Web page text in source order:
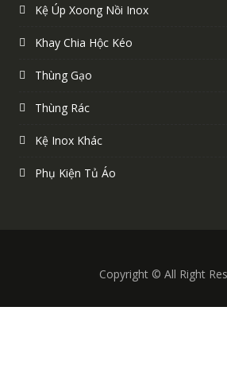
Kệ Úp Xoong Nồi Inox
Khay Chia Hộc Kéo
Thùng Gạo
Thùng Rác
Kệ Inox Khác
Phụ Kiện Tủ Áo
Copyright © All Right